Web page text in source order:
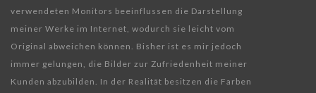
verwendeten Monitors beeinflussen die Darstellung
meiner Werke im Internet, wodurch sie leicht vom
Original abweichen können. Bisher ist es mir jedoch
immer gelungen, die Bilder zur Zufriedenheit meiner
Kunden abzubilden. In der Realität besitzen die Farben